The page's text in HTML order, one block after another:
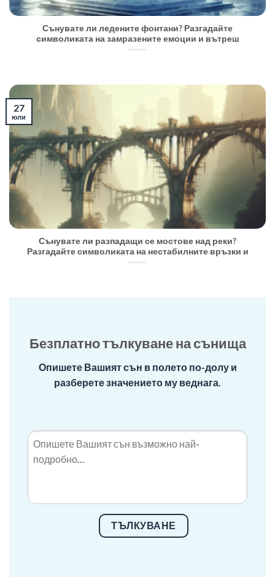
Сънувате ли ледените фонтани? Разгадайте
символиката на замразените емоции и вътреш
Сънувате ли разпадащи се мостове над реки?
Разгадайте символиката на нестабилните връзки и
27
юли
Безплатно тълкуване на сънища
Опишете Вашият сън в полето по-долу и
разберете значението му веднага.
ТЪЛКУВАНЕ